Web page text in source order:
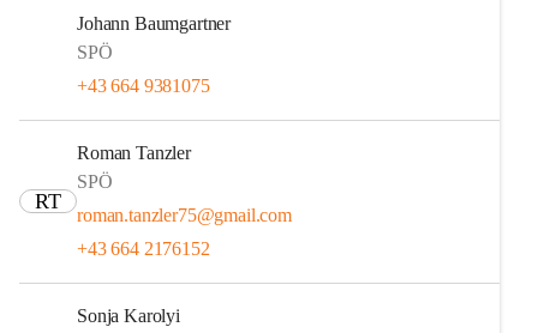
Johann Baumgartner
SPÖ
+43 664 9381075
RT
Roman Tanzler
SPÖ
roman.tanzler75@gmail.com
+43 664 2176152
Sonja Karolyi